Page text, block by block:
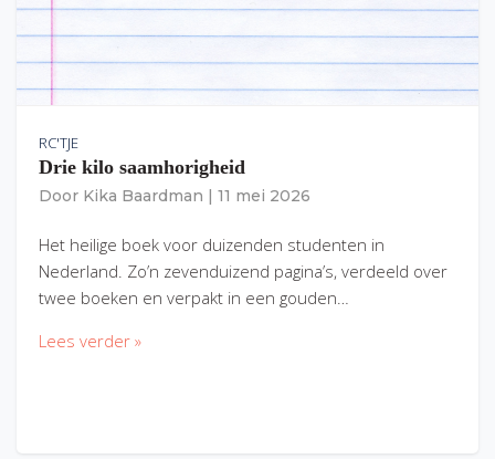
RC'TJE
Drie kilo saamhorigheid
Door Kika Baardman 11 mei 2026
Het heilige boek voor duizenden studenten in
Nederland. Zo’n zevenduizend pagina’s, verdeeld over
twee boeken en verpakt in een gouden…
Lees verder »